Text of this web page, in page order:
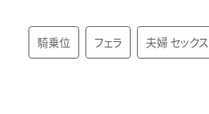
騎乗位 フェラ 夫婦 セックス